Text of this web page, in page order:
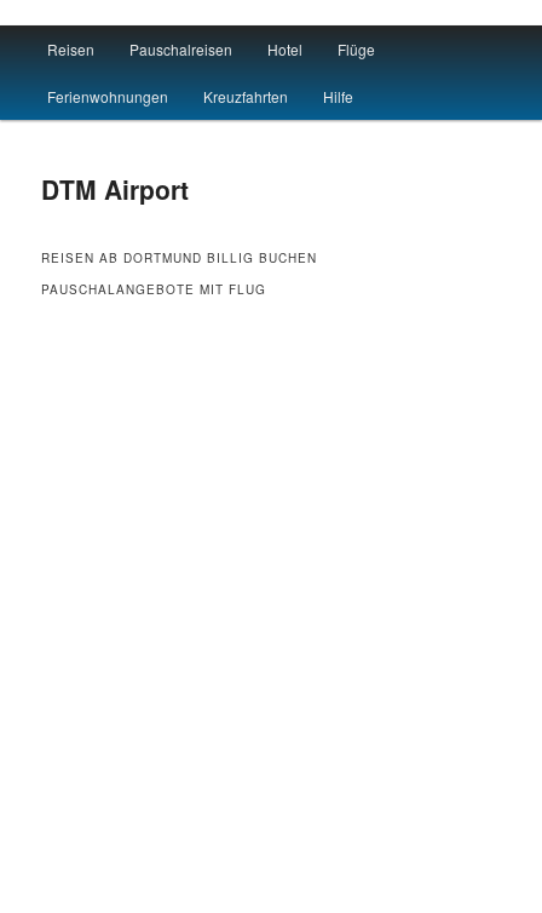
Flug Hotel Urlaub
Skip to primary content
Skip to secondary content
Reisen Pauschalreisen Hotel Flüge
Ferienwohnungen Kreuzfahrten Hilfe
DTM Airport
REISEN AB DORTMUND BILLIG BUCHEN
PAUSCHALANGEBOTE MIT FLUG